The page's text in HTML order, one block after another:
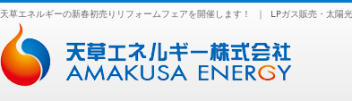
天草エネルギーの新春初売りリフォームフェアを開催します！ ｜ LPガス販売・太陽